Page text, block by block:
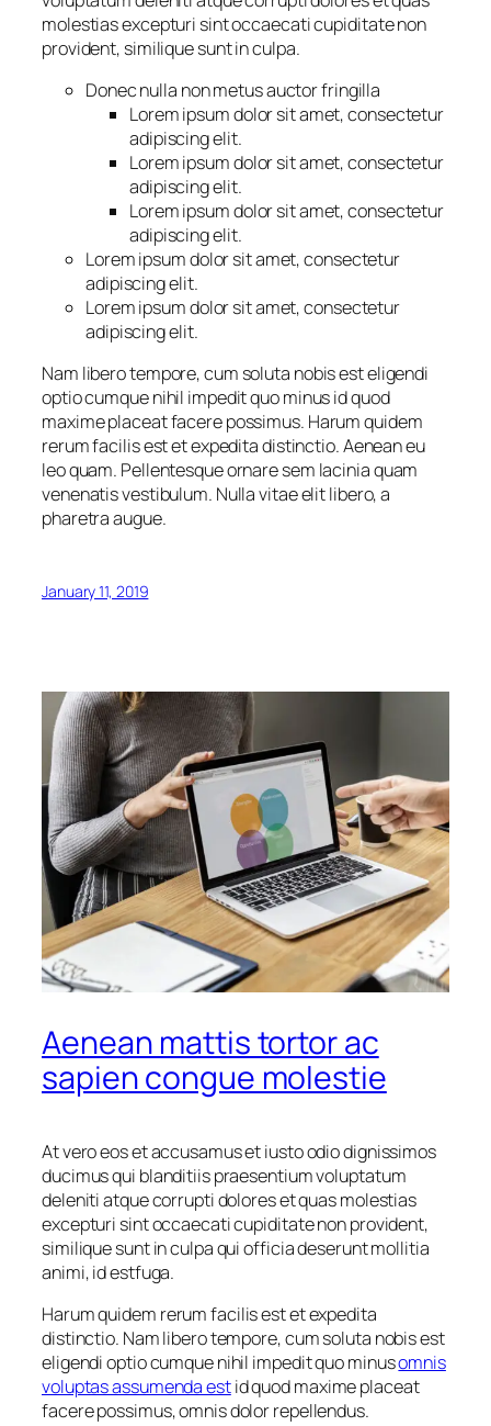
molestias excepturi sint occaecati cupiditate non
provident, similique sunt in culpa.
Donec nulla non metus auctor fringilla
Lorem ipsum dolor sit amet, consectetur
adipiscing elit.
Lorem ipsum dolor sit amet, consectetur
adipiscing elit.
Lorem ipsum dolor sit amet, consectetur
adipiscing elit.
Lorem ipsum dolor sit amet, consectetur
adipiscing elit.
Lorem ipsum dolor sit amet, consectetur
adipiscing elit.
Nam libero tempore, cum soluta nobis est eligendi
optio cumque nihil impedit quo minus id quod
maxime placeat facere possimus. Harum quidem
rerum facilis est et expedita distinctio. Aenean eu
leo quam. Pellentesque ornare sem lacinia quam
venenatis vestibulum. Nulla vitae elit libero, a
pharetra augue.
January 11, 2019
Aenean mattis tortor ac
sapien congue molestie
At vero eos et accusamus et iusto odio dignissimos
ducimus qui blanditiis praesentium voluptatum
deleniti atque corrupti dolores et quas molestias
excepturi sint occaecati cupiditate non provident,
similique sunt in culpa qui officia deserunt mollitia
animi, id estfuga.
Harum quidem rerum facilis est et expedita
distinctio. Nam libero tempore, cum soluta nobis est
eligendi optio cumque nihil impedit quo minusomnis
voluptas assumenda estid quod maxime placeat
facere possimus, omnis dolor repellendus.